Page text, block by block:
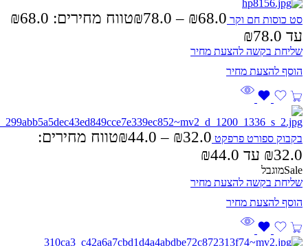
סט כוסות חם וקר ₪68.0
–
₪78.0
עד ⁦₪78.0⁩
שליחת בקשה להצעת מחיר
בקבוק ספורט פרפקט ₪32.0
–
₪44.0 טווח מחירים:
Saleמוגבל
שליחת בקשה להצעת מחיר